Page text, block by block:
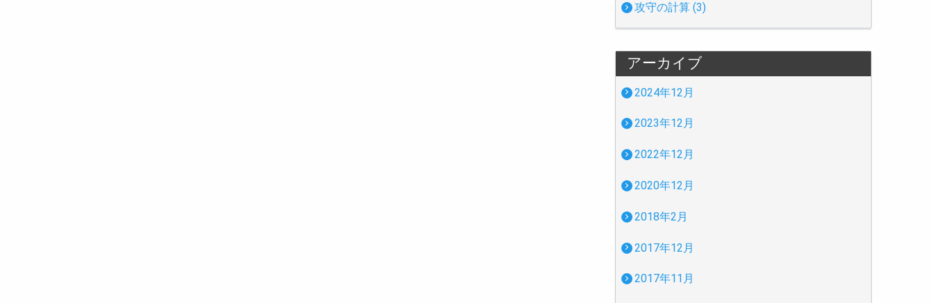
攻守の計算 (3)
アーカイブ
2024年12月
2023年12月
2022年12月
2020年12月
2018年2月
2017年12月
2017年11月